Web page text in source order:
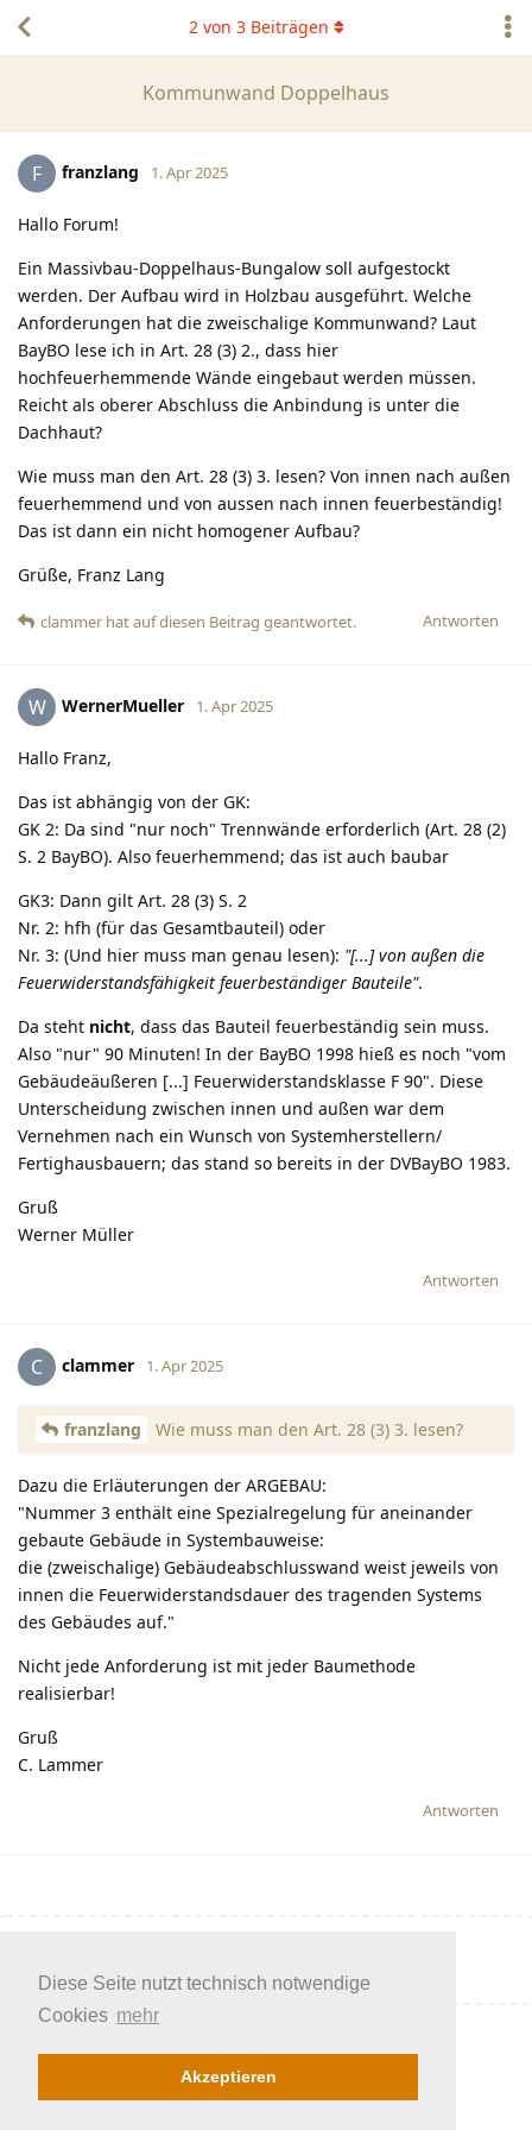
Diese Seite nutzt technisch notwendige
Cookies mehr
Akzeptieren
Kommunwand Doppelhaus
2von 3Beiträgen
F franzlang 1. Apr 2025
Hallo Forum!
Ein Massivbau-Doppelhaus-Bungalow soll aufgestockt
werden. Der Aufbau wird in Holzbau ausgeführt. Welche
Anforderungen hat die zweischalige Kommunwand? Laut
BayBO lese ich in Art. 28 (3) 2., dass hier
hochfeuerhemmende Wände eingebaut werden müssen.
Reicht als oberer Abschluss die Anbindung is unter die
Dachhaut?
Wie muss man den Art. 28 (3) 3. lesen? Von innen nach außen
feuerhemmend und von aussen nach innen feuerbeständig!
Das ist dann ein nicht homogener Aufbau?
Grüße, Franz Lang
Antworten
clammer hatauf diesen Beitrag geantwortet.
W WernerMueller 1. Apr 2025
Hallo Franz,
Das ist abhängig von der GK:
GK 2: Da sind "nur noch" Trennwände erforderlich (Art. 28 (2)
S. 2 BayBO). Also feuerhemmend; das ist auch baubar
GK3: Dann gilt Art. 28 (3) S. 2
Nr. 2: hfh (für das Gesamtbauteil) oder
Nr. 3: (Und hier muss man genau lesen): "[...] von außen die
Feuerwiderstandsfähigkeit feuerbeständiger Bauteile".
Da steht nicht, dass das Bauteil feuerbeständig sein muss.
Also "nur" 90 Minuten! In der BayBO 1998 hieß es noch "vom
Gebäudeäußeren [...] Feuerwiderstandsklasse F 90". Diese
Unterscheidung zwischen innen und außen war dem
Vernehmen nach ein Wunsch von Systemherstellern/
Fertighausbauern; das stand so bereits in der DVBayBO 1983.
Gruß
Werner Müller
Antworten
C clammer 1. Apr 2025
franzlang Wie muss man den Art. 28 (3) 3. lesen?
Dazu die Erläuterungen der ARGEBAU:
"Nummer 3 enthält eine Spezialregelung für aneinander
gebaute Gebäude in Systembauweise:
die (zweischalige) Gebäudeabschlusswand weist jeweils von
innen die Feuerwiderstandsdauer des tragenden Systems
des Gebäudes auf."
Nicht jede Anforderung ist mit jeder Baumethode
realisierbar!
Gruß
C. Lammer
Antworten